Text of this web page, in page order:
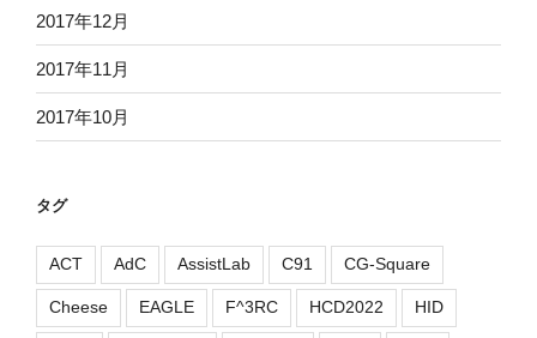
2017年12月
2017年11月
2017年10月
タグ
ACT AdC AssistLab C91 CG-Square
Cheese EAGLE F^3RC HCD2022 HID